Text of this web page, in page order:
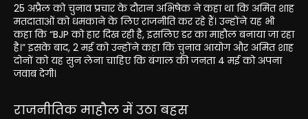
25 अप्रैल को चुनाव प्रचार के दौरान अभिषेक ने कहा था कि अमित शाह
मतदाताओं को धमकाने के लिए राजनीति कर रहे हैं। उन्होंने यह भी
कहा कि “BJP को हार दिख रही है, इसलिए डर का माहौल बनाया जा रहा
है।” इसके बाद, 2 मई को उन्होंने कहा कि चुनाव आयोग और अमित शाह
दोनों को यह सुन लेना चाहिए कि बंगाल की जनता 4 मई को अपना
जवाब देगी।
राजनीतिक माहौल में उठा बहस